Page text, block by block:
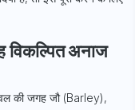
विकल्पित अनाज
की जगह जौ (Barley),